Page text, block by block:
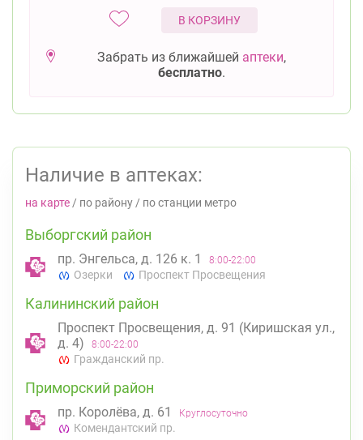
В КОРЗИНУ
Забрать из ближайшей аптеки,
бесплатно.
Наличие в аптеках:
на карте / по району / по станции метро
Выборгский район
пр. Энгельса, д. 126 к. 1 8:00-22:00
Озерки Проспект Просвещения
Калининский район
Проспект Просвещения, д. 91 (Киришская ул.,
д. 4)
8:00-22:00
Гражданский пр.
Приморский район
пр. Королёва, д. 61 Круглосуточно
Комендантский пр.